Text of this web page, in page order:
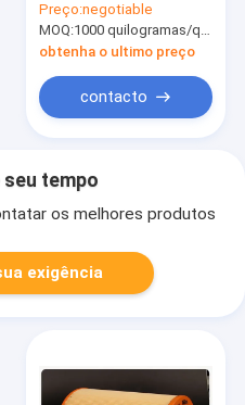
da jarda 0.5mm
Preço:negotiable
MOQ:1000 quilogramas/quilogramas (Mínimo Ordem)
obtenha o ultimo preço
contacto
seu tempo
os melhores produtos
exigência